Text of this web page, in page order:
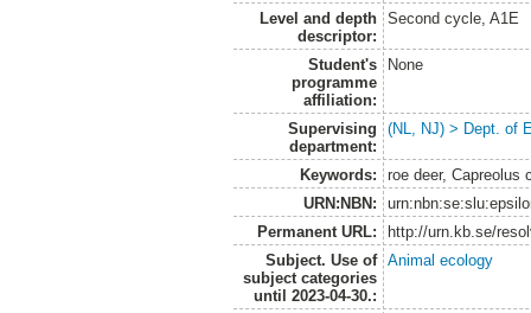
Level and depth
descriptor:
Second cycle, A1E
Student's
programme
affiliation:
None
Supervising
department:
(NL, NJ) > Dept. of
Keywords:
roe deer, Capreolus
URN:NBN:
Permanent URL:
http://urn.kb.se/
Subject. Use of
subject categories
until 2023-04-30.:
Animal ecology